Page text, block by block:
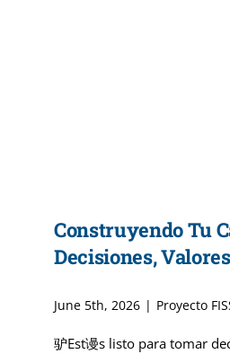
Construyendo Tu
Decisiones,
June 5th, 2026 | Proyecto
驴Est谩s listo para tomar